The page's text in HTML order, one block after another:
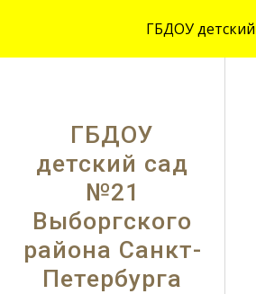
ГБДОУ
ГБДОУ
детский сад
№21
Выборгского
района Санкт-
Петербурга